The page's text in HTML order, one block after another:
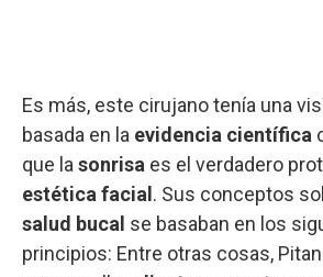
Es más, este cirujano tenía una
basada en la evidencia científica
que la sonrisa es el verdadero
estética facial . Sus conceptos
salud bucal se basaban en los
principios: Entre otras cosas,